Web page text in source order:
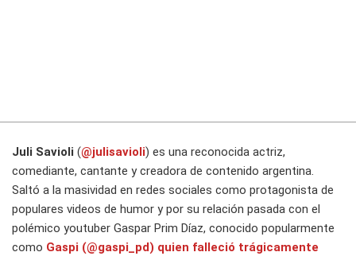
Juli Savioli (@julisavioli) es una reconocida actriz,
comediante, cantante y creadora de contenido argentina.
Saltó a la masividad en redes sociales como protagonista de
populares videos de humor y por su relación pasada con el
polémico youtuber Gaspar Prim Díaz, conocido popularmente
como Gaspi (@gaspi_pd) quien falleció trágicamente